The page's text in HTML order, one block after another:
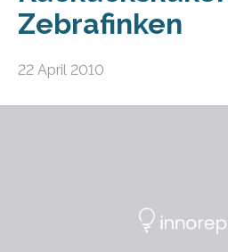
Zebrafinken
22 April 2010